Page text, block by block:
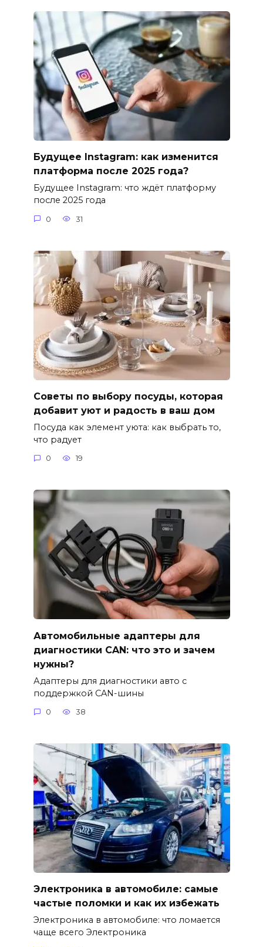
Будущее Instagram: как изменится
платформа после 2025 года?
Будущее Instagram: что ждёт платформу
после 2025 года
0 31
Советы по выбору посуды, которая
добавит уют и радость в ваш дом
Посуда как элемент уюта: как выбрать то,
что радует
0 19
Автомобильные адаптеры для
диагностики CAN: что это и зачем
нужны?
Адаптеры для диагностики авто с
поддержкой CAN-шины
0 38
Электроника в автомобиле: самые
частые поломки и как их избежать
Электроника в автомобиле: что ломается
чаще всего Электроника